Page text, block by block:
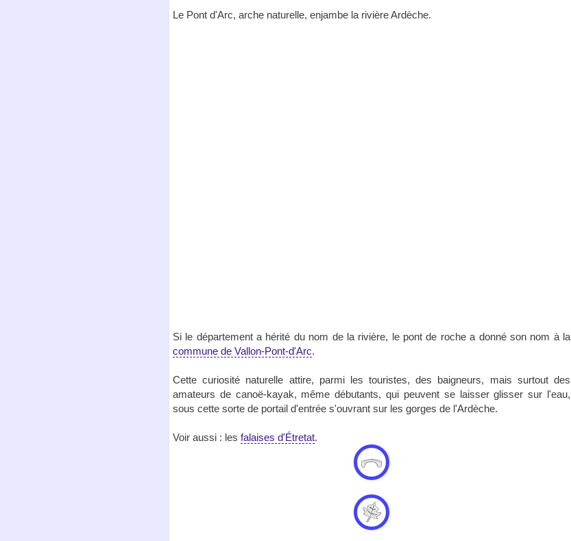
Le Pont d'Arc, arche naturelle, enjambe la rivière Ardèche.
Si le département a hérité du nom de la rivière, le pont de roche a donné son nom à la
commune de Vallon-Pont-d'Arc.
Cette curiosité naturelle attire, parmi les touristes, des baigneurs, mais surtout des
amateurs de canoë-kayak, même débutants, qui peuvent se laisser glisser sur l'eau,
sous cette sorte de portail d'entrée s'ouvrant sur les gorges de l'Ardèche.
Voir aussi : les falaises d'Étretat.